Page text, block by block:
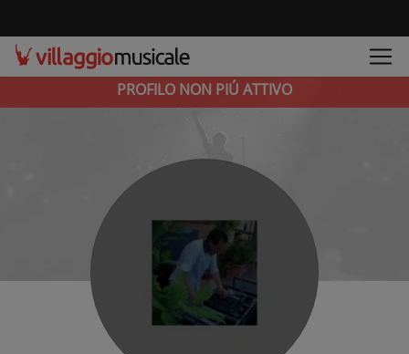
PROFILO NON PIÚ ATTIVO